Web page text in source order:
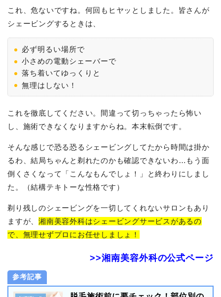
これ、危ないですね。何回もヒヤッとしました。皆さんが
シェービングするときは、
必ず明るい場所で
小さめの電動シェーバーで
落ち着いてゆっくりと
無理はしない！
これを徹底してください。間違って切っちゃったら怖い
し、施術できなくなりますからね。本末転倒です。
そんな感じで恐る恐るシェービングしてたから時間は掛か
るわ、結局ちゃんと剃れたのかも確認できないわ…もう面
倒くさくなって「こんなもんでしょ！」と終わりにしまし
た。（結構テキトーな性格です）
剃り残しのシェービングを一切してくれないサロンもあり
ますが、湘南美容外科はシェービングサービスがあるの
で、無理せずプロにお任せしましょ！
>>湘南美容外科の公式ページ
参考記事